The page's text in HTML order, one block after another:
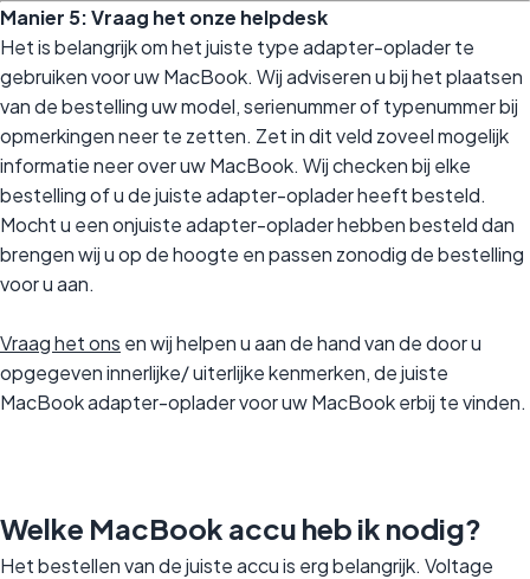
Manier 5: Vraag het onze helpdesk
Het is belangrijk om het juiste type adapter-oplader te
gebruiken voor uw MacBook. Wij adviseren u bij het plaatsen
van de bestelling uw model, serienummer of typenummer bij
opmerkingen neer te zetten. Zet in dit veld zoveel mogelijk
informatie neer over uw MacBook. Wij checken bij elke
bestelling of u de juiste adapter-oplader heeft besteld.
Mocht u een onjuiste adapter-oplader hebben besteld dan
brengen wij u op de hoogte en passen zonodig de bestelling
voor u aan.
Vraag het ons en wij helpen u aan de hand van de door u
opgegeven innerlijke/ uiterlijke kenmerken, de juiste
MacBook adapter-oplader voor uw MacBook erbij te vinden.
Welke MacBook accu heb ik nodig?
Het bestellen van de juiste accu is erg belangrijk. Voltage